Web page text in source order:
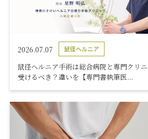
2026.07.07 鼠径ヘルニア
鼠径ヘルニア手術は総合病院と専門クリ
受けるべき？違いを【専門書執筆医...